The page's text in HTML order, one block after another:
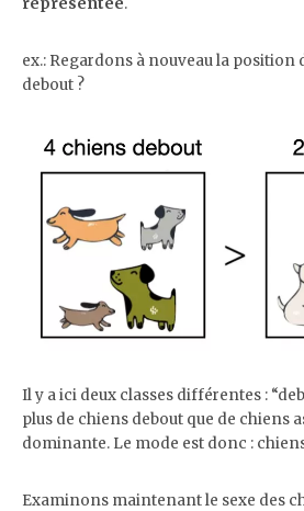
représentée.
ex.: Regardons à nouveau la position
debout ?
Il y a ici deux classes différentes :
plus de chiens debout que de chiens
dominante. Le mode est donc :
Examinons maintenant le sexe des